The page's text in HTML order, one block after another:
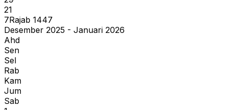
21
7Rajab 1447
Desember 2025 - Januari 2026
Ahd
Sen
Sel
Rab
Kam
Jum
Sab